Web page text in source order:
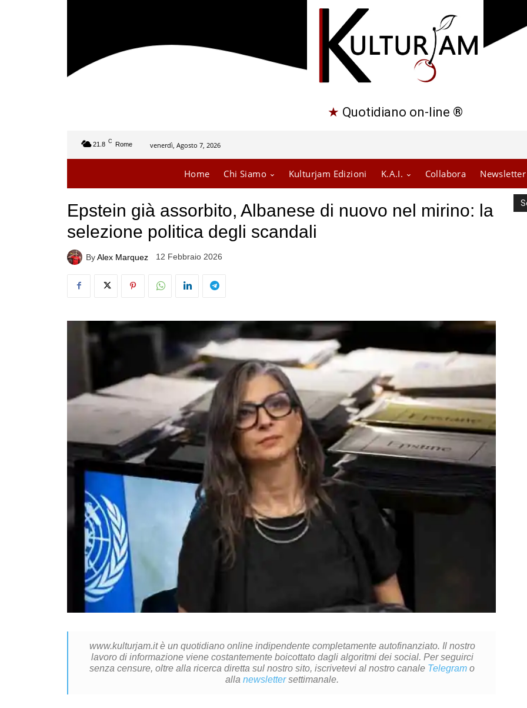
★ Quotidiano on-line ®
21.8 C Rome venerdì, Agosto 7, 2026
Home Chi Siamo Kulturjam Edizioni K.A.I. Collabora Newsletter
Epstein già assorbito, Albanese di nuovo nel mirino: la
selezione politica degli scandali
ByAlex Marquez 12 Febbraio 2026
www.kulturjam.it è un quotidiano online indipendente completamente autofinanziato. Il nostro
lavoro di informazione viene costantemente boicottato dagli algoritmi dei social. Per seguirci
senza censure, oltre alla ricerca diretta sul nostro sito, iscrivetevi al nostro canale Telegram o
allanewslettersettimanale.